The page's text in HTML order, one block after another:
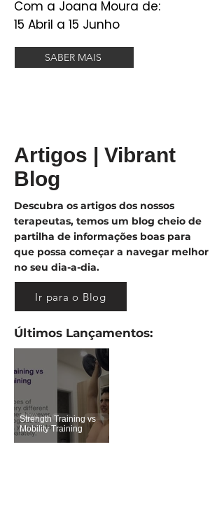
Com a Joana Moura de:
15 Abril a 15 Junho
SABER MAIS
Artigos | Vibrant
Blog
Descubra os artigos dos nossos
terapeutas, temos um blog cheio de
partilha de informações boas para
que possa começar a navegar melhor
no seu dia-a-dia.
Ir para o Blog
​Últimos Lançamentos:
Strength Training vs
Mobility Training